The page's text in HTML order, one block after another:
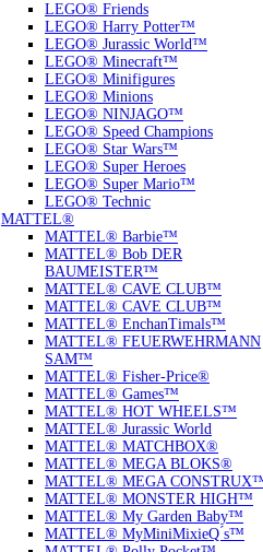
LEGO® Friends
LEGO® Harry Potter™
LEGO® Jurassic World™
LEGO® Minecraft™
LEGO® Minifigures
LEGO® Minions
LEGO® NINJAGO™
LEGO® Speed Champions
LEGO® Star Wars™
LEGO® Super Heroes
LEGO® Super Mario™
LEGO® Technic
MATTEL®
MATTEL® Barbie™
MATTEL® Bob DER
BAUMEISTER™
MATTEL® CAVE CLUB™
MATTEL® CAVE CLUB™
MATTEL® EnchanTimals™
MATTEL® FEUERWEHRMANN
SAM™
MATTEL® Fisher-Price®
MATTEL® Games™
MATTEL® HOT WHEELS™
MATTEL® Jurassic World
MATTEL® MATCHBOX®
MATTEL® MEGA BLOKS®
MATTEL® MEGA
MATTEL® MONSTER HIGH™
MATTEL® My Garden Baby™
MATTEL® MyMiniMixieQ ́s™